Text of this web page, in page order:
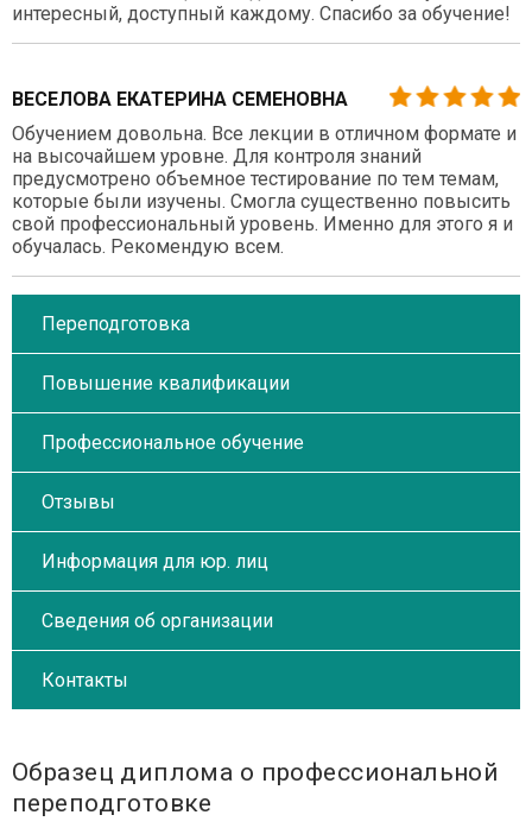
интересный, доступный каждому. Спасибо за обучение!
ВЕСЕЛОВА ЕКАТЕРИНА СЕМЕНОВНА
Обучением довольна. Все лекции в отличном формате и
на высочайшем уровне. Для контроля знаний
предусмотрено объемное тестирование по тем темам,
которые были изучены. Смогла существенно повысить
свой профессиональный уровень. Именно для этого я и
обучалась. Рекомендую всем.
Переподготовка
Повышение квалификации
Профессиональное обучение
Отзывы
Информация для юр. лиц
Сведения об организации
Контакты
Образец диплома о профессиональной
переподготовке